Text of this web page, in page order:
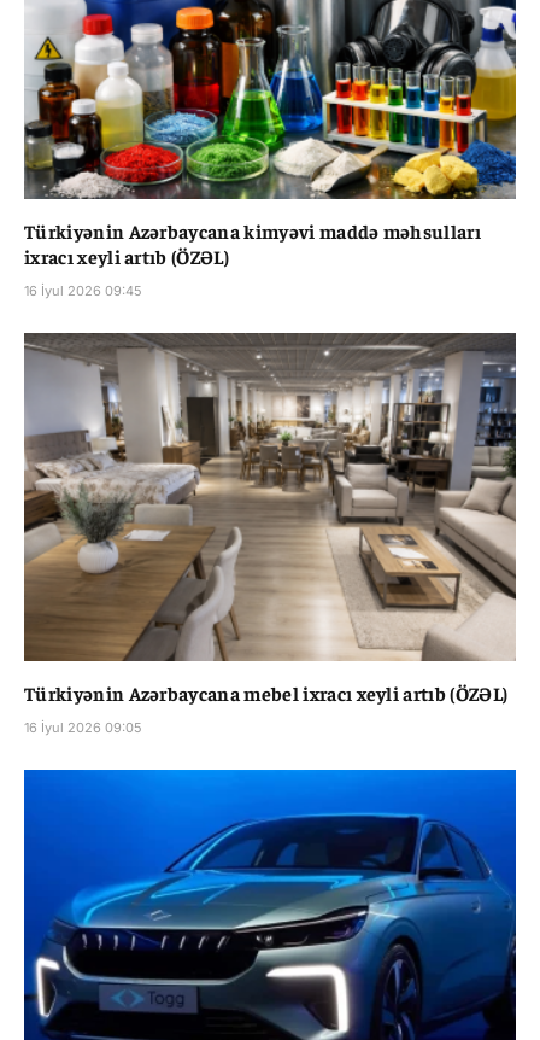
Türkiyənin Azərbaycana kimyəvi maddə məhsulları
ixracı xeyli artıb (ÖZƏL)
16 İyul 2026 09:45
Türkiyənin Azərbaycana mebel ixracı xeyli artıb (ÖZƏL)
16 İyul 2026 09:05